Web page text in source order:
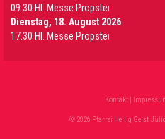
09.30 Hl. Messe Propstei
Dienstag, 18. August 2026
17.30 Hl. Messe Propstei
Kontakt |
© 2026 Pfarrei Heilig Geist